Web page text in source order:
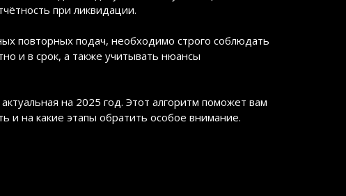
при ликвидации.
повторных подач, необходимо строго соблюдать
и в срок, а также учитывать нюансы
на 2025 год. Этот алгоритм поможет вам
и на какие этапы обратить особое внимание.